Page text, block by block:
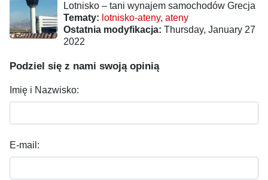
Lotnisko – tani wynajem samochodów Grecja
Tematy: lotnisko-ateny, ateny
Ostatnia modyfikacja: Thursday, January 27
2022
Podziel się z nami swoją opinią
Imię i Nazwisko:
E-mail: